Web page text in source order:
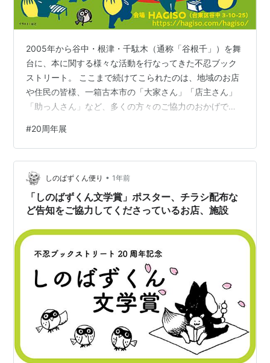
2005年から谷中・根津・千駄木（通称「谷根千」）を舞
台に、本に関する様々な活動を行なってきた不忍ブック
ストリート。 ここまで続けてこられたのは、地域のお店
や住民の皆様、一箱古本市の「大家さん」「店主さん」
「助っ人さん」など、多くの方々のご協力のおかげで
本市の様子を展示し、20年間を振り返ります。 【展示・
イベント詳細】 最終日の展示終了時間と 「クロージング
パーティー＆しのばずくん文学賞授賞式」についてお知
らせ 最終日 11月16日（日）は、17:00で終了となりま
す。 通常の日曜日よりも早い閉店となります。お気をつ
けください。 クロー…
#20周年展
しのばずくん便り • 1年前
「しのばずくん文学賞」ポスター、チラシ配布な
ど告知をご協力してくださっているお店、施設